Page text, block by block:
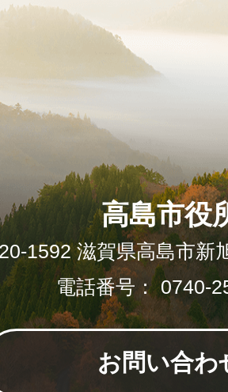
高島市役
1592 滋賀県高島市新
電話番号： 0740-
お問い合わ